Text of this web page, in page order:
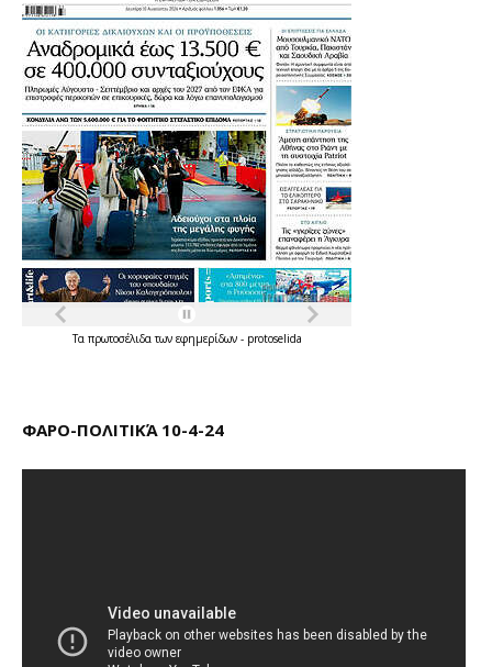
Τα πρωτοσέλιδατων εφημερίδων - protoselida
ΦΑΡΟ-ΠΟΛΙΤΙΚΆ 10-4-24